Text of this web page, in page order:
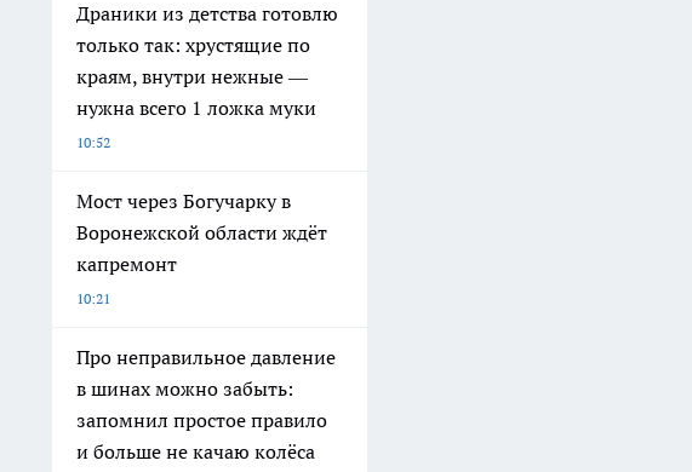
Драники из детства готовлю
только так: хрустящие по
краям, внутри нежные —
нужна всего 1 ложка муки
10:52
Мост через Богучарку в
Воронежской области ждёт
капремонт
10:21
Про неправильное давление
в шинах можно забыть:
запомнил простое правило
и больше не качаю колёса